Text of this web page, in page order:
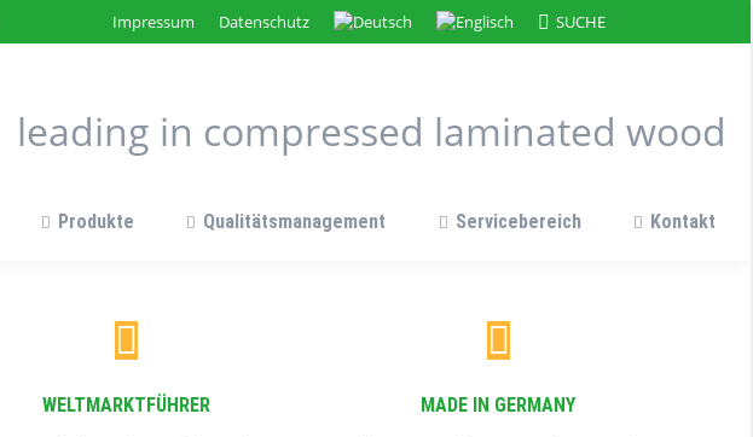
Impressum Datenschutz Search:
SUCHE
leading in compressed laminated wood
Produkte Qualitätsmanagement Servicebereich Kontakt
WELTMARKTFÜHRER MADE IN GERMANY